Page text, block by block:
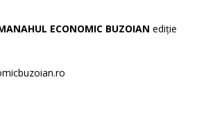
ECONOMIC BUZOIAN ediție